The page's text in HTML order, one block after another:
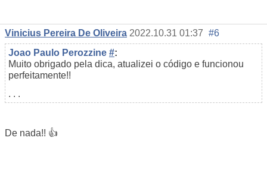
Vinicius Pereira De Oliveira 2022.10.31 01:37 #6
Joao Paulo Perozzine #:
Muito obrigado pela dica, atualizei o código e funcionou
perfeitamente!!
. . .
De nada!! 👍